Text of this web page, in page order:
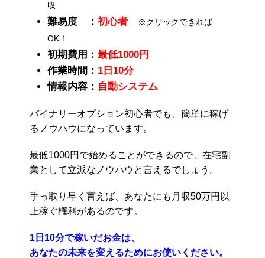
収
難易度 ： 初心者
※クリックできれば
OK！
初期費用： 最低1000円
作業時間： 1日10分
情報内容： 自動システム
バイナリーオプション初心者でも、簡単に稼げ
るノウハウになっています。
最低1000円で始めることができるので、在宅副
業として立派なノウハウと言えるでしょう。
手っ取り早く言えば、あなたにも月収50万円以
上稼ぐ権利があるのです。
1日10分で稼いだお金は、
あなたの未来を変えるためにお使いください。